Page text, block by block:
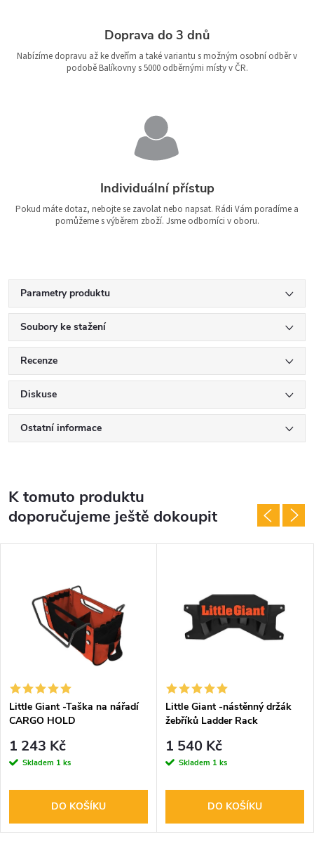
Doprava do 3 dnů
Nabízíme dopravu až ke dveřím a také variantu s možným osobní odběr v
podobě Balíkovny s 5000 odběrnými místy v ČR.
Individuální přístup
Pokud máte dotaz, nebojte se zavolat nebo napsat. Rádi Vám poradíme a
pomůžeme s výběrem zboží. Jsme odborníci v oboru.
Parametry produktu
Soubory ke stažení
Recenze
Diskuse
Ostatní informace
K tomuto produktu
doporučujeme ještě dokoupit
Little Giant -Taška na nářadí
CARGO HOLD
1 243 Kč
Skladem 1 ks
DO KOŠÍKU
Little Giant -nástěnný držák
žebříků Ladder Rack
1 540 Kč
Skladem 1 ks
DO KOŠÍKU